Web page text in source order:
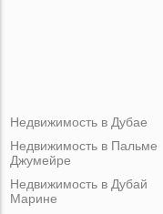
Недвижимость в Дубае
Недвижимость в Пальме
Джумейре
Недвижимость в Дубай
Марине